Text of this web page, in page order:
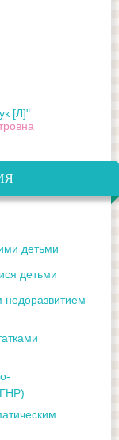
[Л]"
детьми
детьми